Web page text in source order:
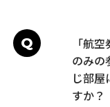
Q
「航
のみの
じ部屋
すか？